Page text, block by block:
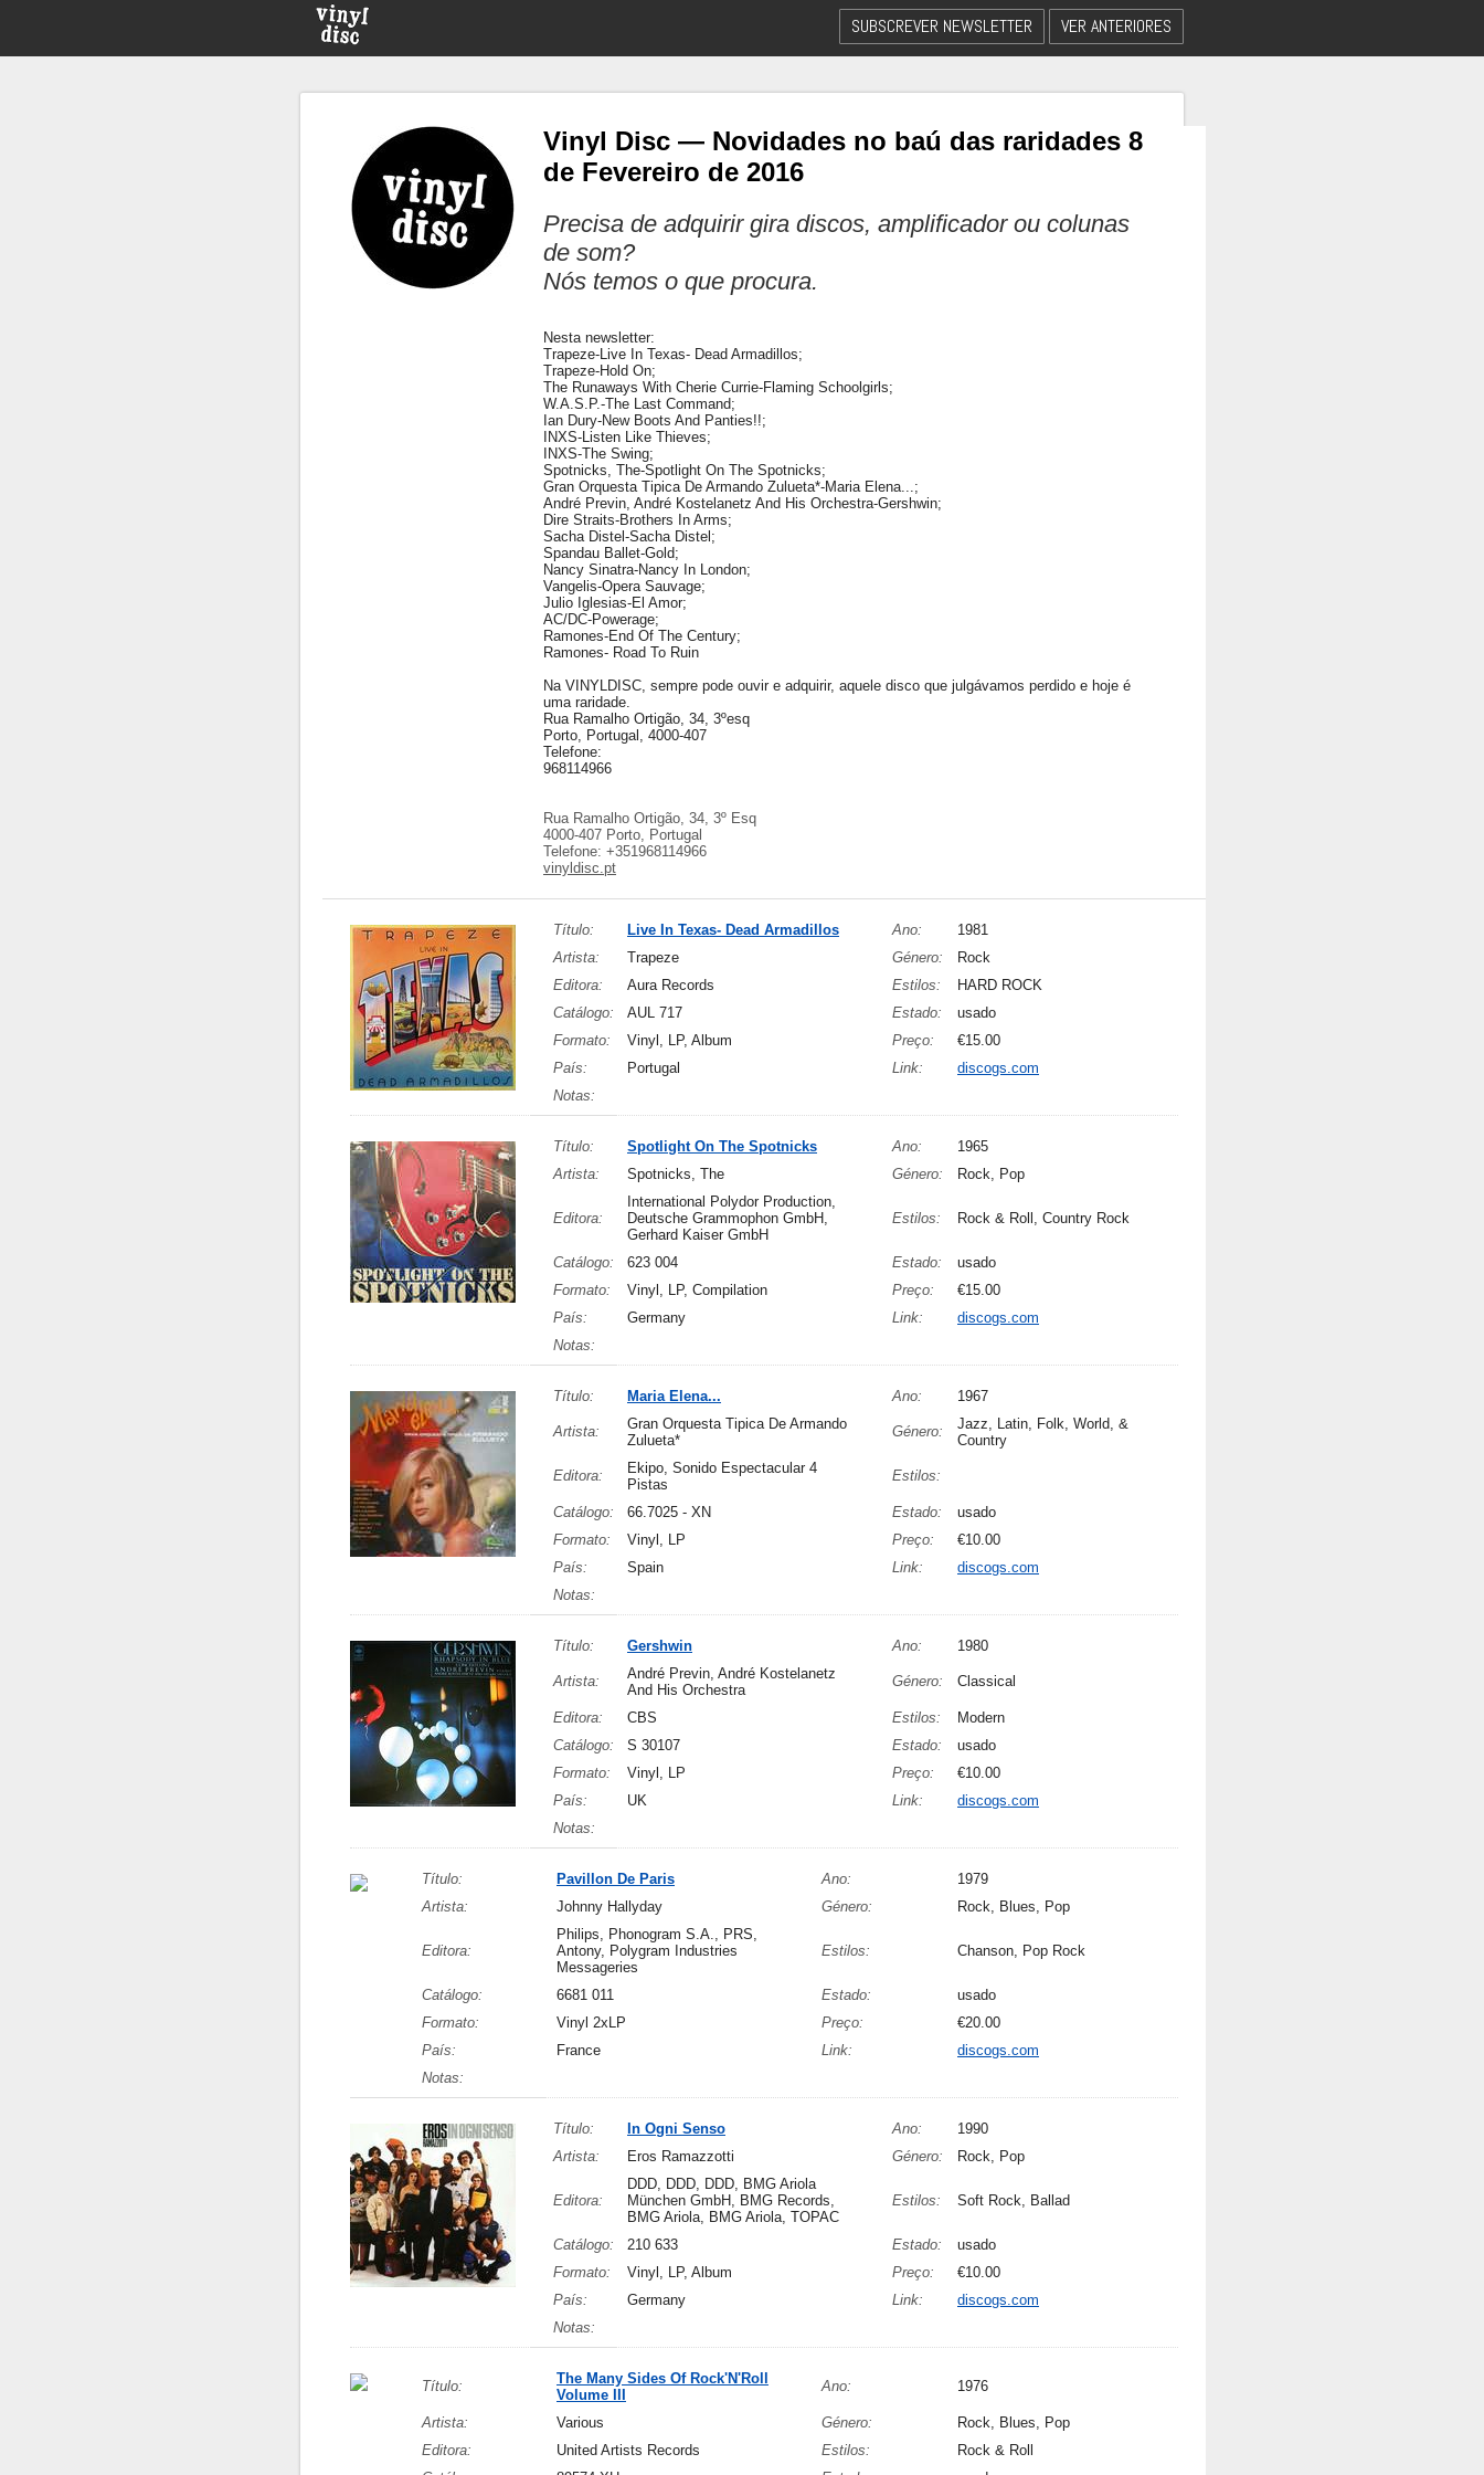
SUBSCREVER NEWSLETTER VER ANTERIORES
Vinyl Disc — Novidades no baú das raridades 8
de Fevereiro de 2016
Precisa de adquirir gira discos, amplificador ou colunas
de som?
Nós temos o que procura.
Nesta newsletter:
Trapeze-Live In Texas- Dead Armadillos;
Trapeze-Hold On;
The Runaways With Cherie Currie-Flaming Schoolgirls;
W.A.S.P.-The Last Command;
Ian Dury-New Boots And Panties!!;
INXS-Listen Like Thieves;
INXS-The Swing;
Spotnicks, The-Spotlight On The Spotnicks;
Gran Orquesta Tipica De Armando Zulueta*-Maria Elena...;
André Previn, André Kostelanetz And His Orchestra-Gershwin;
Dire Straits-Brothers In Arms;
Sacha Distel-Sacha Distel;
Spandau Ballet-Gold;
Nancy Sinatra-Nancy In London;
Vangelis-Opera Sauvage;
Julio Iglesias-El Amor;
AC/DC-Powerage;
Ramones-End Of The Century;
Ramones- Road To Ruin
Na VINYLDISC, sempre pode ouvir e adquirir, aquele disco que julgávamos perdido e hoje é
uma raridade.
Rua Ramalho Ortigão, 34, 3ºesq
Porto, Portugal, 4000-407
Telefone:
968114966
Rua Ramalho Ortigão, 34, 3º Esq
4000-407 Porto, Portugal
Telefone: +351968114966
vinyldisc.pt
Título: Live In Texas- Dead Armadillos Ano:
1981
Artista:
Trapeze Género:
Rock
Editora:
Aura Records Estilos:
HARD ROCK
Catálogo:
AUL 717 Estado:
usado
Formato:
Vinyl, LP, Album Preço:
€15.00
País:
Portugal Link:
discogs.com
Notas:
Título: Spotlight On The Spotnicks Ano:
1965
Artista:
Spotnicks, The Género: Rock, Pop
Editora:
International Polydor Production,
Deutsche Grammophon GmbH,
Gerhard Kaiser GmbH
Estilos: Rock & Roll, Country Rock
Catálogo: 623 004 Estado:
usado
Formato:
Vinyl, LP, Compilation Preço:
€15.00
País:
Germany Link:
discogs.com
Notas:
Título: Maria Elena... Ano: 1967
Artista:
Gran Orquesta Tipica De Armando
Zulueta*
Género:
Jazz, Latin, Folk, World, &
Country
Editora:
Ekipo, Sonido Espectacular 4
Pistas
Estilos:
Catálogo: 66.7025 - XN Estado:
usado
Formato:
Vinyl, LP Preço:
€10.00
País:
Spain Link:
discogs.com
Notas:
Título: Gershwin Ano: 1980
Artista:
André Previn, André Kostelanetz
And His Orchestra
Género: Classical
Editora: CBS Estilos:
Modern
Catálogo:
S 30107 Estado:
usado
Formato:
Vinyl, LP Preço:
€10.00
País:
UK Link:
discogs.com
Notas:
Título: Pavillon De Paris Ano:
1979
Artista:
Johnny Hallyday Género: Rock, Blues, Pop
Editora:
Philips, Phonogram S.A., PRS,
Antony, Polygram Industries
Messageries
Estilos: Chanson, Pop Rock
Catálogo: 6681 011 Estado:
usado
Formato:
Vinyl 2xLP Preço:
€20.00
País:
France Link:
discogs.com
Notas:
Título: In Ogni Senso Ano:
1990
Artista:
Eros Ramazzotti Género: Rock, Pop
Editora:
DDD, DDD, DDD, BMG Ariola
München GmbH, BMG Records,
BMG Ariola, BMG Ariola, TOPAC
Estilos: Soft Rock, Ballad
Catálogo: 210 633 Estado:
usado
Formato:
Vinyl, LP, Album Preço:
€10.00
País:
Germany Link:
discogs.com
Notas:
Título:
The Many Sides Of Rock'N'Roll
Volume III
Ano: 1976
Artista: Various Género:
Rock, Blues, Pop
Editora:
United Artists Records Estilos:
Rock & Roll